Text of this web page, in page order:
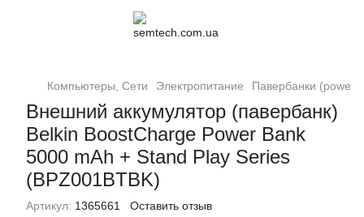
Компьютеры, Сети Электропитание Павербанки
Внешний аккумулятор (павербанк)
Belkin BoostCharge Power Bank
5000 mAh + Stand Play Series
(BPZ001BTBK)
Артикул: 1365661 Оставить отзыв